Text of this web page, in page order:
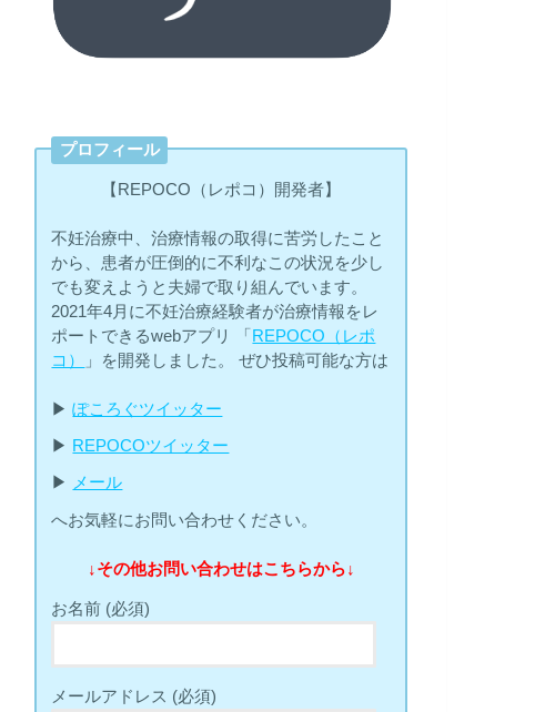
プロフィール
【REPOCO（レポコ）開発者】
不妊治療中、治療情報の取得に苦労したこと
から、患者が圧倒的に不利なこの状況を少し
でも変えようと夫婦で取り組んでいます。
2021年4月に不妊治療経験者が治療情報をレ
ポートできるwebアプリ 「 REPOCO（レポ
コ）
」を開発しました。 ぜひ投稿可能な方は
▶︎ぽころぐツイッター
▶︎ REPOCOツイッター
▶︎ メール
へお気軽にお問い合わせください。
↓その他お問い合わせはこちらから↓
お名前 (必須)
メールアドレス (必須)